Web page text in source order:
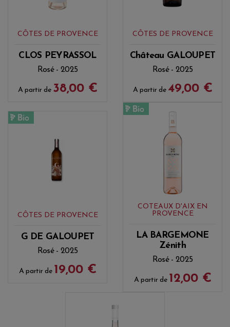
CÔTES DE PROVENCE
CLOS PEYRASSOL
Rosé - 2025
A partir de 38,00 €
CÔTES DE PROVENCE
Château GALOUPET
Rosé - 2025
A partir de49,00 €
CÔTES DE PROVENCE
G DE GALOUPET
Rosé - 2025
A partir de 19,00 €
COTEAUX D'AIX EN
PROVENCE
LA BARGEMONE
Zénith
Rosé - 2025
A partir de 12,00 €